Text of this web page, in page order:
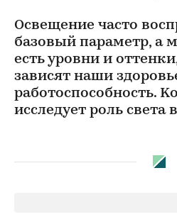
Освещение часто
базовый параметр, а
есть уровни и
зависят наши
работоспособность.
исследует роль света